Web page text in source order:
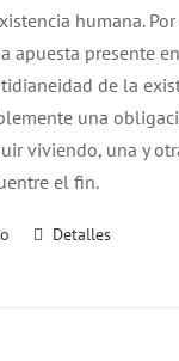
humana.
apuesta presente
de la
una
viviendo, una y
el fin.
Detalles